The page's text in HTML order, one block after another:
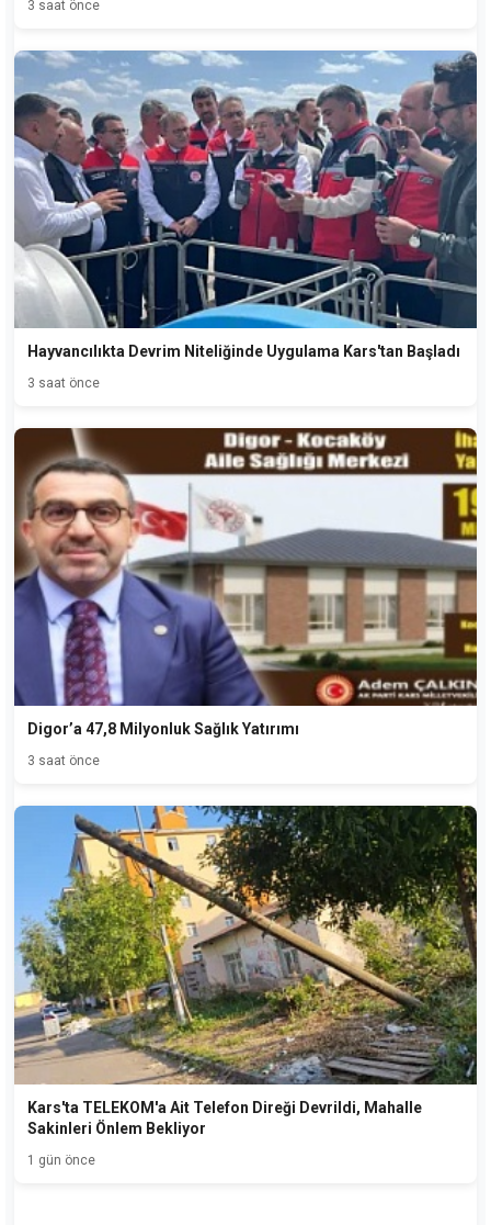
3 saat önce
Hayvancılıkta Devrim Niteliğinde Uygulama Kars'tan Başladı
3 saat önce
Digor’a 47,8 Milyonluk Sağlık Yatırımı
3 saat önce
Kars'ta TELEKOM'a Ait Telefon Direği Devrildi, Mahalle
Sakinleri Önlem Bekliyor
1 gün önce